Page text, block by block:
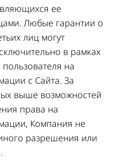
ее
Любые гарантии о
лиц могут
в рамках
на
с Сайта. За
выше возможностей
права на
Компания не
разрешения или